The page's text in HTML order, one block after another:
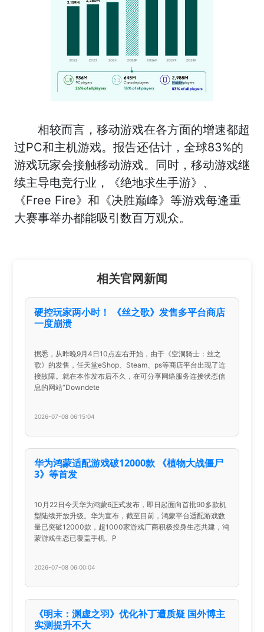
相较而言，移动游戏在各方面的增速都超
过PC和主机游戏。报告还估计，全球83%的
游戏玩家会接触移动游戏。同时，移动游戏继
续主导电竞行业，《绝地求生手游》、
《Free Fire》和《决胜巅峰》等游戏每逢重
大赛事举办都能吸引数百万观众。
相关官网新闻
硬控玩家两小时！ 《丝之歌》发售多平台商店
一度崩溃
据悉，从昨晚9月4日10点左右开始，由于《空洞骑士：丝之
歌》的发售，任天堂eShop、Steam、ps等商店平台出现了连
接故障。就在本作发布后不久，在可分享网络服务连接状态信
息的网站“Downdete
2026-07-08 06:15:04
华为鸿蒙适配游戏破12000款 《植物大战僵尸
3》等首发
10月22日今天华为鸿蒙6正式发布，即日起面向首批90多款机
型陆续开放升级。华为宣布，截至目前，鸿蒙平台适配游戏数
量已突破12000款，超1000家游戏厂商积极投身生态共建，鸿
蒙游戏生态已覆盖手机、P
2026-07-08 06:00:04
《明末：渊虚之羽》优化补丁遭质疑 国外博主
实测提升不大